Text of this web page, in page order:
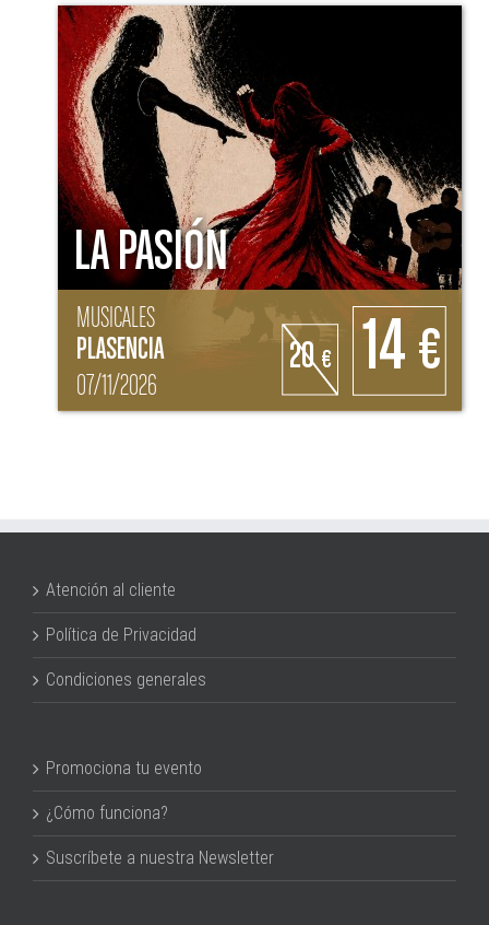
LA PASIÓN
MUSICALES
PLASENCIA
07/11/2026
20€ 14 €
Atención al cliente
Política de Privacidad
Condiciones generales
Promociona tu evento
¿Cómo funciona?
Suscríbete a nuestra Newsletter